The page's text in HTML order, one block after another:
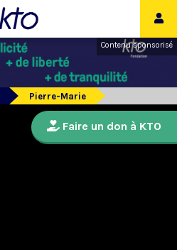
Contenu sponsorisé
Pierre-Marie
Faire un don à KTO